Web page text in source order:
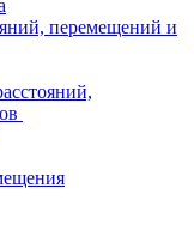
перемещений и